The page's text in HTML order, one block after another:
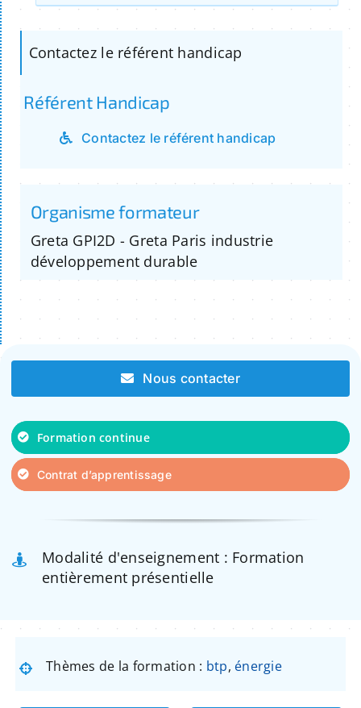
Contactez le référent handicap
Référent Handicap
Contactez le référent handicap
Organisme formateur
Greta GPI2D - Greta Paris industrie
développement durable
Nous contacter
Formation continue
Contrat d’apprentissage
Modalité d'enseignement : Formation
entièrement présentielle
Thèmes de la formation : btp, énergie